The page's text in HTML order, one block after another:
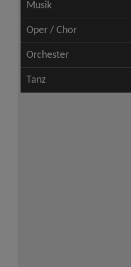
Musik
Oper / Chor
Orchester
Tanz